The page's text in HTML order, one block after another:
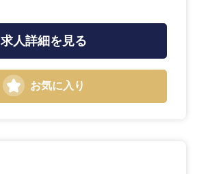
求人詳細を見る
お気に入り